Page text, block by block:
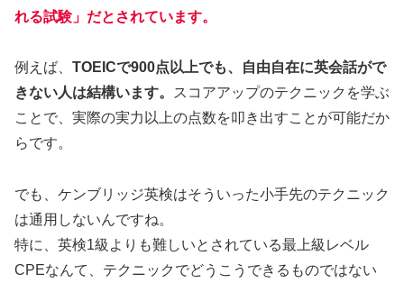
れる試験」だとされています。
例えば、 TOEICで900点以上でも、自由自在に英会話がで
きない人は結構います。
スコアアップのテクニックを学ぶ
ことで、実際の実力以上の点数を叩き出すことが可能だか
らです。
でも、ケンブリッジ英検はそういった小手先のテクニック
は通用しないんですね。
特に、英検1級よりも難しいとされている最上級レベル
CPEなんて、テクニックでどうこうできるものではない